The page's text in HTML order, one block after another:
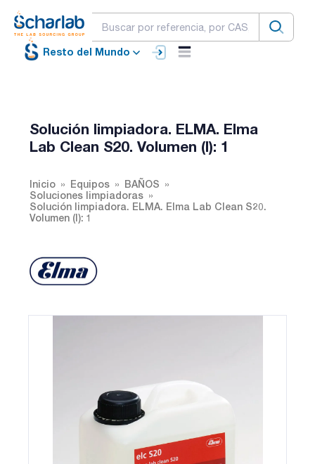
Resto del Mundo
Solución limpiadora. ELMA. Elma
Lab Clean S20. Volumen (l): 1
Inicio Equipos
BAÑOS
Soluciones limpiadoras
Solución limpiadora. ELMA. Elma Lab Clean S20.
Volumen (l): 1